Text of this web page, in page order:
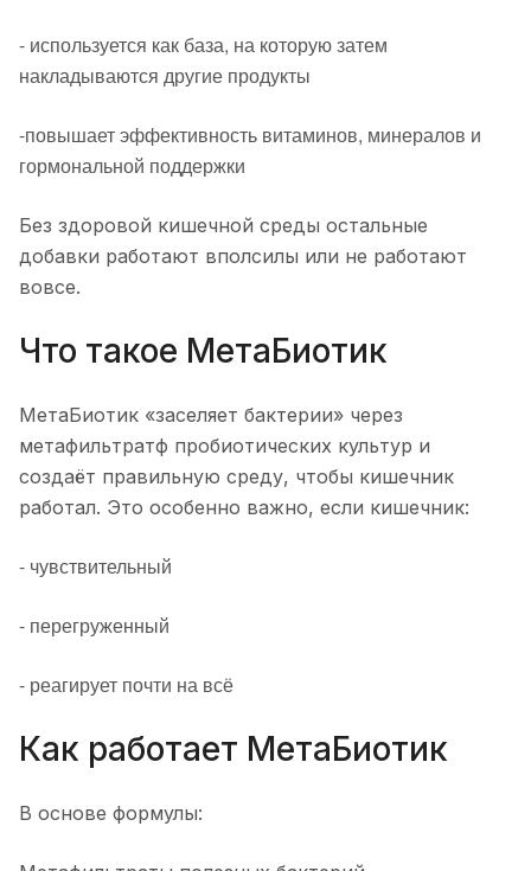
- используется как база, на которую затем
накладываются другие продукты
-повышает эффективность витаминов, минералов и
гормональной поддержки
Без здоровой кишечной среды остальные
добавки работают вполсилы или не работают
вовсе.
Что такое МетаБиотик
МетаБиотик «заселяет бактерии» через
метафильтратф пробиотических культур и
создаёт правильную среду, чтобы кишечник
работал. Это особенно важно, если кишечник:
- чувствительный
- перегруженный
- реагирует почти на всё
Как работает МетаБиотик
В основе формулы: